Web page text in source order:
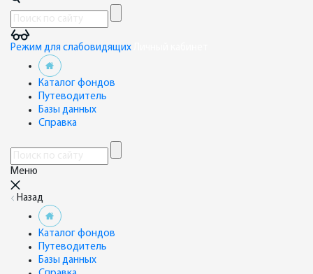
Режим для слабовидящих
Каталог фондов
Путеводитель
Базы данных
Справка
Меню
Назад
Каталог фондов
Путеводитель
Базы данных